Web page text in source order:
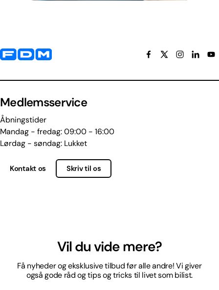
Yderligere information og kontaktoplysninger
Medlemsservice
Åbningstider
Mandag - fredag: 09:00 - 16:00
Lørdag - søndag: Lukket
Kontakt os Skriv til os
Vil du vide mere?
Få nyheder og eksklusive tilbud før alle andre! Vi giver
også gode råd og tips og tricks til livet som bilist.